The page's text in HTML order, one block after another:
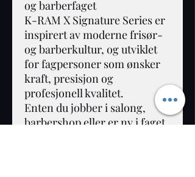
og barberfaget
K-RAM X Signature Series er
inspirert av moderne frisør-
og barberkultur, og utviklet
for fagpersoner som ønsker
kraft, presisjon og
profesjonell kvalitet.
Enten du jobber i salong,
barbershop eller er ny i faget,